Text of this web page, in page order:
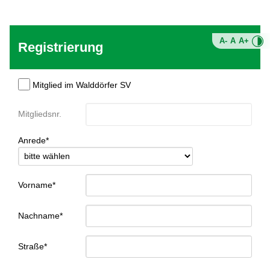
A- A A+
Registrierung
Mitglied im Walddörfer SV
Mitgliedsnr.
Anrede*
Vorname*
Nachname*
Straße*